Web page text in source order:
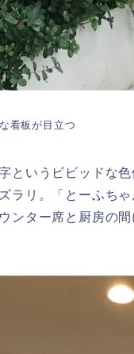
看板が目立つ
というビビッドな
ラリ。「とーふち
ンター席と厨房の